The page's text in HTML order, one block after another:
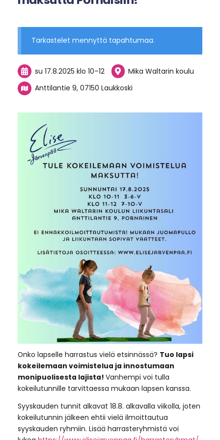
Tarkastelet mennyttä tapahtumaa.
su 17.8.2025 klo 10–12
Mika Waltarin koulu
Anttilantie 9, 07150 Laukkoski
Onko lapselle harrastus vielä etsinnässä? Tuo lapsi
kokeilemaan voimistelua ja innostumaan
monipuolisesta lajista! Vanhempi voi tulla
kokeilutunnille tarvittaessa mukaan lapsen kanssa.
Syyskauden tunnit alkavat 18.8. alkavalla viikolla, joten
kokeilutunnin jälkeen ehtii vielä ilmoittautua
syyskauden ryhmiin. Lisää harrasteryhmistä voi